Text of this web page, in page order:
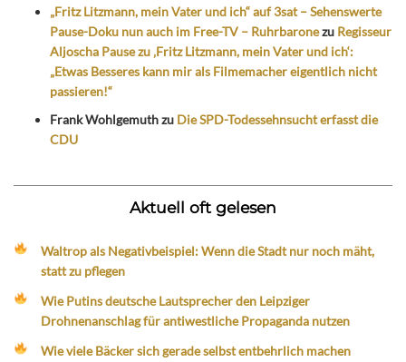
„Fritz Litzmann, mein Vater und ich“ auf 3sat – Sehenswerte
Pause-Doku nun auch im Free-TV – Ruhrbaronezu Regisseur
Aljoscha Pause zu ‚Fritz Litzmann, mein Vater und ich‘:
„Etwas Besseres kann mir als Filmemacher eigentlich nicht
passieren!“
Frank Wohlgemuthzu Die SPD-Todessehnsucht erfasst die
CDU
Aktuell oft gelesen
Waltrop als Negativbeispiel: Wenn die Stadt nur noch mäht,
statt zu pflegen
Wie Putins deutsche Lautsprecher den Leipziger
Drohnenanschlag für antiwestliche Propaganda nutzen
Wie viele Bäcker sich gerade selbst entbehrlich machen